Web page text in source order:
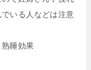
いる人などは注意
睡効果